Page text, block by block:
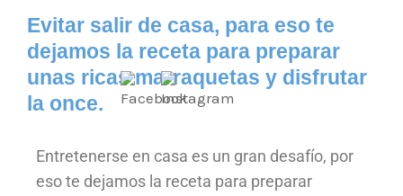
Evitar salir de casa, para eso te
dejamos la receta para preparar
unas ricas marraquetas y disfrutar
la once.
Entretenerse en casa es un gran desafío, por
eso te dejamos la receta para preparar